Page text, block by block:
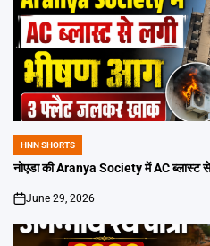
POSTED
IN
HNN SHORTS
नोएडा की Aranya Society में AC
on
June 29, 2026